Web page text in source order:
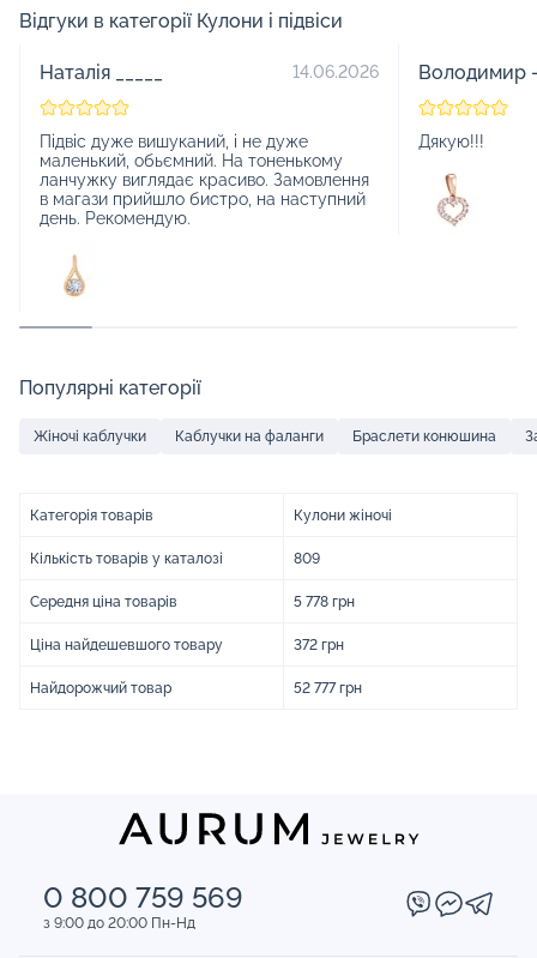
Відгуки в категорії Кулони і підвіси
Наталія _____ 14.06.2026
Підвіс дуже вишуканий, і не дуже
маленький, обьємний. На тоненькому
ланчужку виглядає красиво. Замовлення
в магази прийшло бистро, на наступний
день. Рекомендую.
Володимир
Дякую!!!
Популярні категорії
Жіночі каблучки Каблучки на фаланги Браслети конюшина
Категорія товарів Кулони жіночі
Кількість товарів у каталозі 809
Середня ціна товарів 5 778 грн
Ціна найдешевшого товару 372 грн
Найдорожчий товар 52 777 грн
0 800 759 569
з 9:00 до 20:00 Пн-Нд